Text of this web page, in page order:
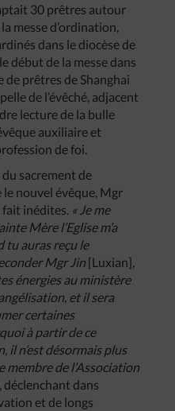
30 prêtres autour
messe d’ordination,
dans le diocèse de
début de la messe dans
prêtres de Shanghai
de l’évêché, adjacent
lecture de la bulle
auxiliaire et
de foi.
sacrement de
le nouvel évêque, Mgr
fait inédites. « Je me
Mère l’Eglise m’a
tu auras reçu le
Mgr Jin [Luxian],
énergies au ministère
et il sera
certaines
à partir de ce
il n’est désormais plus
membre de l’Association
déclenchant dans
et de longs